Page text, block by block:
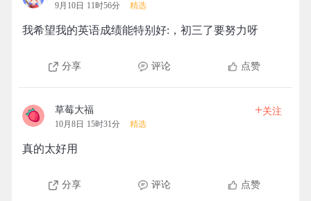
9月10日 11时56分 精选
我希望我的英语成绩能特别好:，初三了要努力呀
分享 评论 点赞
草莓大福
10月8日 15时31分 精选
+关注
真的太好用
分享 评论 点赞